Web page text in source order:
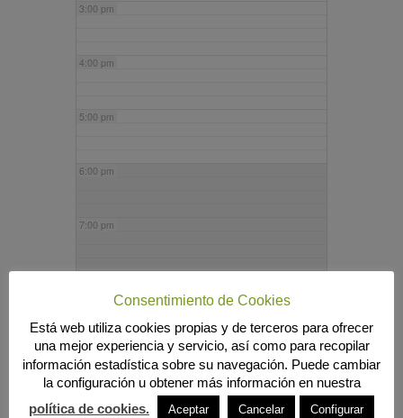
3:00 pm
4:00 pm
5:00 pm
6:00 pm
7:00 pm
9:00 pm
10:00 pm
Consentimiento de Cookies
Está web utiliza cookies propias y de terceros para ofrecer
una mejor experiencia y servicio, así como para recopilar
información estadística sobre su navegación. Puede cambiar
la configuración u obtener más información en nuestra
política de cookies.
Aceptar Cancelar Configurar